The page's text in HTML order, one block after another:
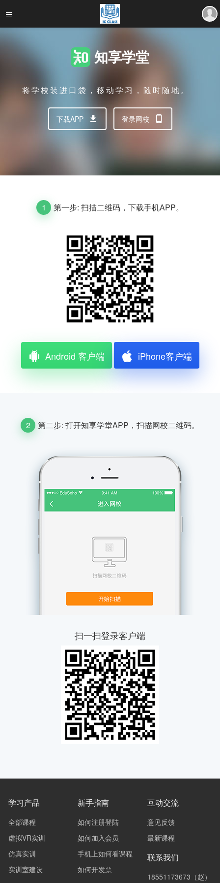
知享学堂
将学校装进口袋，移动学习，随时随地。
下载APP 登录网校
1 第一步: 扫描二维码，下载手机APP。
Android 客户端 iPhone客户端
2 第二步: 打开知享学堂APP，扫描网校二维码。
扫一扫登录客户端
学习产品
全部课程
虚拟VR实训
仿真实训
实训室建设
新手指南
如何注册登陆
如何加入会员
手机上如何看课程
如何开发票
互动交流
意见反馈
最新课程
联系我们
18551173673（赵）